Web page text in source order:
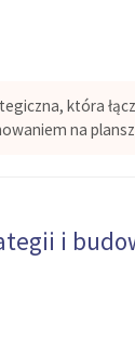
która
na
i